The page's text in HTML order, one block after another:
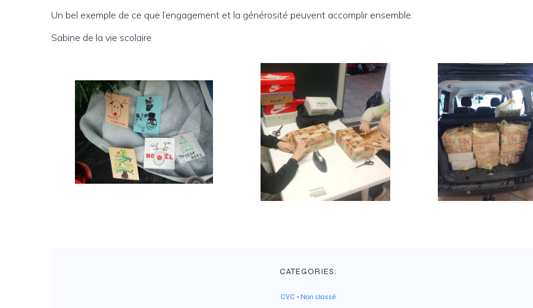
Un bel exemple de ce que l’engagement et la générosité peuvent accomplir ensemble.
Sabine de la vie scolaire
CATEGORIES:
CVC - Non classé